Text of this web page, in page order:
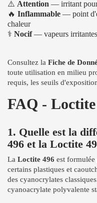
⚠️ Attention — irritant pour
🔥 Inflammable — point
chaleur
⚕️ Nocif— vapeurs irritantes
Consultez la Fiche de
toute utilisation en milieu
requis, les seuils
FAQ - Loctite
1. Quelle est la
496 et la Loctite
La Loctite 496 est formulée
certains plastiques et
des cyanocrylates
cyanoacrylate polyvalente